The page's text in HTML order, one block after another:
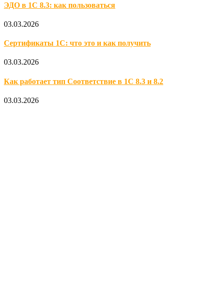
ЭДО в 1С 8.3: как пользоваться
03.03.2026
Сертификаты 1С: что это и как получить
03.03.2026
Как работает тип Соответствие в 1С 8.3 и 8.2
03.03.2026